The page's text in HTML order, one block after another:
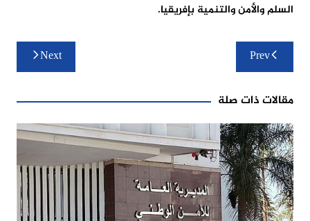
السلم والأمن والتنمية بإفريقيا.
تصفّح
المقالات
Prev
Next
مقالات ذات صلة